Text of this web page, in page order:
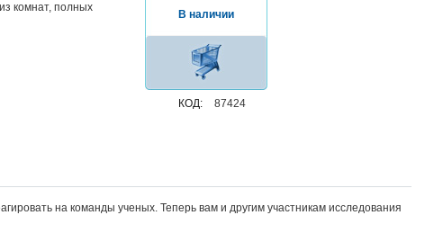
комнат, полных
КОД: 87424
В наличии
на команды ученых. Теперь вам и другим участникам исследования